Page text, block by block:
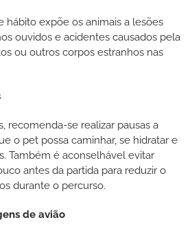
hábito expõe os animais a lesões
ouvidos e acidentes causados pela
ou outros corpos estranhos nas
recomenda-se realizar pausas a
o pet possa caminhar, se hidratar e
Também é aconselhável evitar
antes da partida para reduzir o
durante o percurso.
de avião